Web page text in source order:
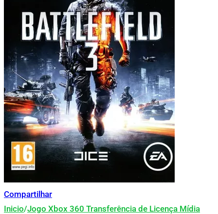
Compartilhar
Inicio/Jogo Xbox 360 Transferência de Licença Mídia